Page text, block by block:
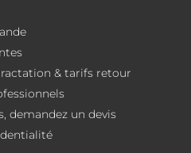
& tarifs retour
demandez un devis